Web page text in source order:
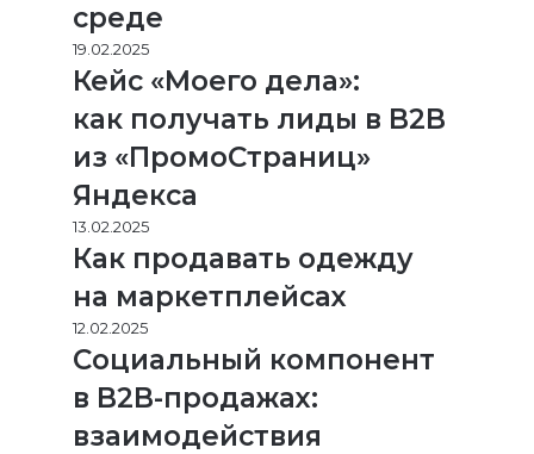
среде
19.02.2025
Кейс «Моего дела»:
как получать лиды в B2B
из «ПромоСтраниц»
Яндекса
13.02.2025
Как продавать одежду
на маркетплейсах
12.02.2025
Социальный компонент
в B2B-продажах:
взаимодействия